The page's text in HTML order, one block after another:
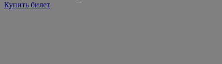
Купить билет